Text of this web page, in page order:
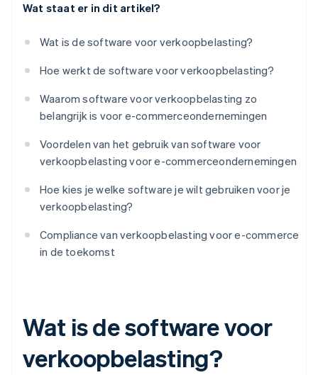
Wat staat er in dit artikel?
Wat is de software voor verkoopbelasting?
Hoe werkt de software voor verkoopbelasting?
Waarom software voor verkoopbelasting zo
belangrijk is voor e-commerceondernemingen
Voordelen van het gebruik van software voor
verkoopbelasting voor e-commerceondernemingen
Hoe kies je welke software je wilt gebruiken voor je
verkoopbelasting?
Compliance van verkoopbelasting voor e-commerce
in de toekomst
Wat is de software voor
verkoopbelasting?